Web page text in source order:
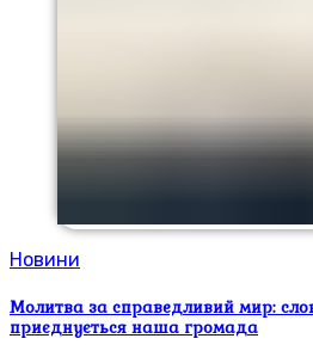
Новини
Молитва за справедливий мир:
приєднується наша громада